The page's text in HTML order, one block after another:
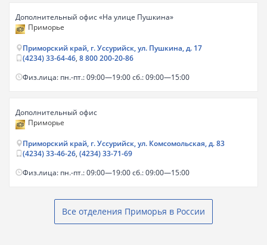
Дополнительный офис «На улице Пушкина»
Приморье
Приморский край, г. Уссурийск, ул. Пушкина, д. 17
(4234) 33-64-46, 8 800 200-20-86
Физ.лица: пн.-пт.: 09:00—19:00 сб.: 09:00—15:00
Дополнительный офис
Приморье
Приморский край, г. Уссурийск, ул. Комсомольская, д. 83
(4234) 33-46-26, (4234) 33-71-69
Физ.лица: пн.-пт.: 09:00—19:00 сб.: 09:00—15:00
Все отделения Приморья в России